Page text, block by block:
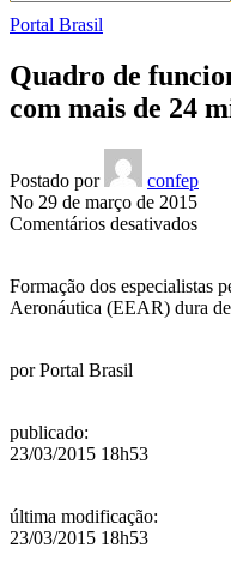
Portal Brasil
Quadro de
com mais de 24
Postado por
confep
No 29 de março de 2015
Comentários desativadosem
da
Formação dos especialistas
Aeronáutica (EEAR) dura de
porPortal Brasil
publicado:
23/03/2015 18h53
última modificação:
23/03/2015 18h53